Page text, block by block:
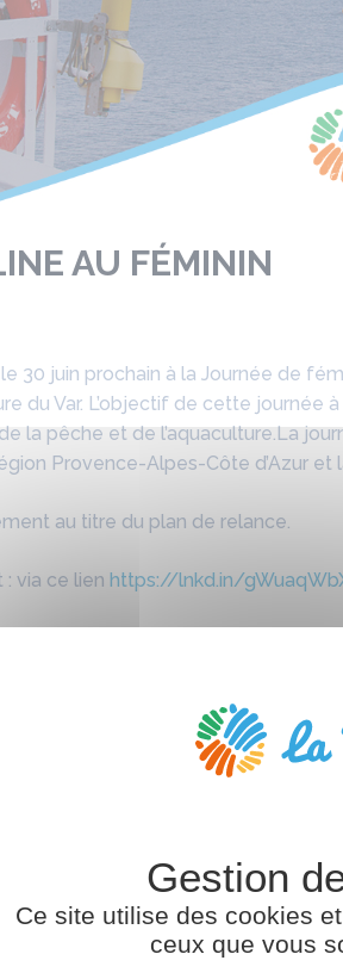
AU FÉMININ
30 juin prochain à la Journée de
du Var. L’objectif de cette journée
la pêche et de l’aquaculture.La
Provence-Alpes-Côte d’Azur et
au titre du plan de relance.
via ce lien https://lnkd.in/
06 75 (9h30 – 12h)
Ce site utilise des cookies
ceux que vous